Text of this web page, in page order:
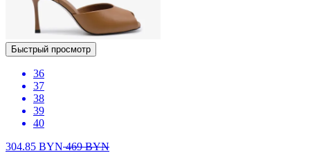
Быстрый просмотр
36
37
38
39
40
304.85 BYN469BYN